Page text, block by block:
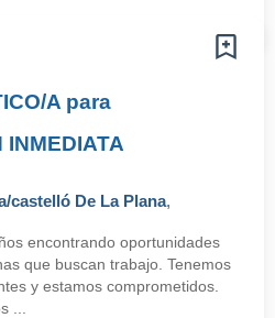
A para
INMEDIATA
castelló De La Plana,
encontrando oportunidades
que buscan trabajo. Tenemos
y estamos comprometidos.
...